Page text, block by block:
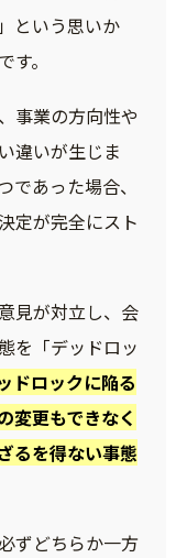
という思いか
。
事業の方向性や
違いが生じま
であった場合、
定が完全にスト
見が対立し、会
を「デッドロッ
ドロックに陥る
変更もできなく
るを得ない事態
ずどちらか一方